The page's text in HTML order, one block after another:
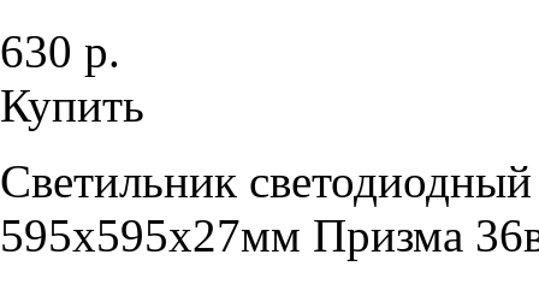
630 р.
Купить
Светильник
595х595х27мм Призма